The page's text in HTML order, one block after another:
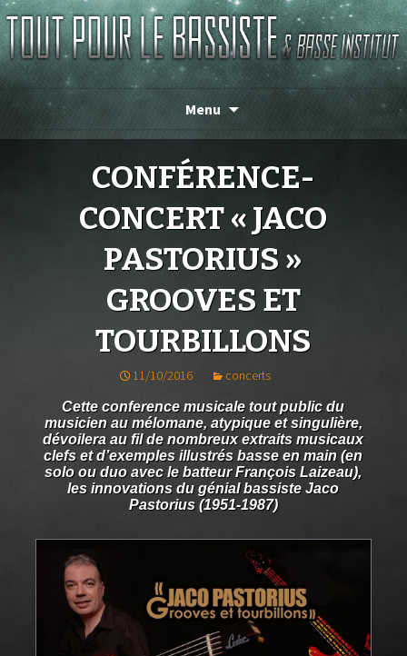
TOUT POUR LE BASSISTE
de basse depuis 1986 !
Menu
CONFÉRENCE-
CONCERT « JACO
PASTORIUS »
GROOVES ET
TOURBILLONS
11/10/2016 concerts
Cette conference musicale tout public du
musicien au mélomane, atypique et singulière,
dévoilera au fil de nombreux extraits musicaux
clefs et d’exemples illustrés basse en main (en
solo ou duo avec le batteur François Laizeau),
les innovations du génial bassiste Jaco
Pastorius (1951-1987)